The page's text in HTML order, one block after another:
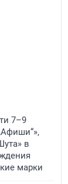
7–9
в
марки